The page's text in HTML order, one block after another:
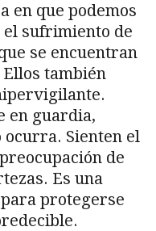
en que podemos
sufrimiento de
se encuentran
también
en guardia,
ocurra. Sienten el
de
Es una
protegerse